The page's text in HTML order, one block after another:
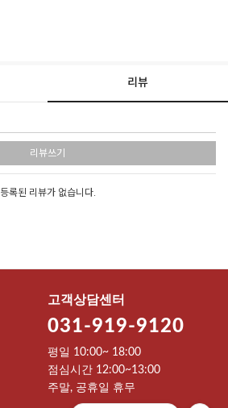
리뷰
리뷰쓰기
등록된 리뷰가 없습니다.
고객상담센터
031-919-9120
평일 10:00~ 18:00
점심시간 12:00~13:00
주말, 공휴일 휴무